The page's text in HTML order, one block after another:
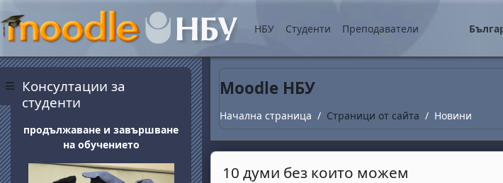
Прескочи на основното съдържание
Страничен панел
НБУ Студенти Преподаватели
Moodle НБУ
Начална страница Страници от сайта Новини
10 думи без които можем
Блокове
Консултации за
студенти
продължаване и завършване
на обучението